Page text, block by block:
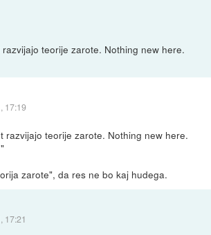
teorije zarote. Nothing new here.
17:19
razvijajo teorije zarote. Nothing new here.
zarote", da res ne bo kaj hudega.
17:21